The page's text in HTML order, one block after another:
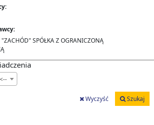
SPÓŁKA Z OGRANICZONĄ
Wyczyść Szukaj